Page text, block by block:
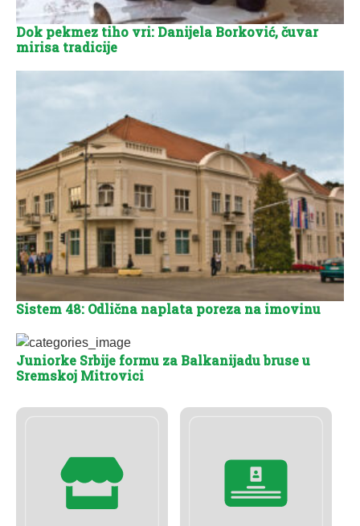
Dok pekmez tiho vri: Danijela Borković, čuvar
mirisa tradicije
Sistem 48: Odlična naplata poreza na imovinu
Juniorke Srbije formu za Balkanijadu bruse u
Sremskoj Mitrovici